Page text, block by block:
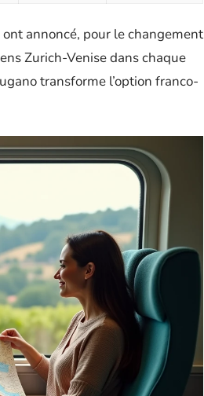
annoncé, pour le changement
Zurich-Venise dans chaque
transforme l’option franco-